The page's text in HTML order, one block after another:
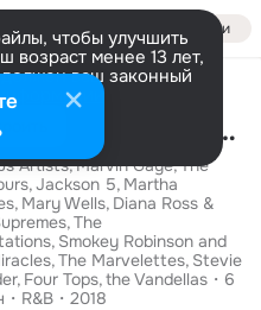
Войти
чтобы улучшить
возраст менее 13 лет,
ваш законный
Best Of Motown Classics
Artists Marvin Gaye The
Jackson 5 Martha
Mary Wells Diana Ross &
The
Smokey Robinson and
The Marvelettes Stevie
Four Tops the Vandellas
6
R&B 2018